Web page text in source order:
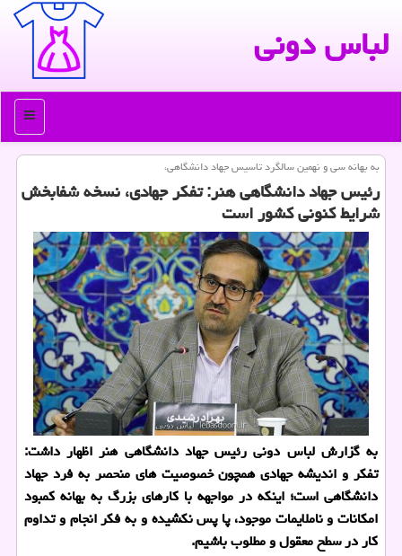
لباس دونی
منو
به بهانه سی و نهمین سالگرد تاسیس جهاد دانشگاهی،
رئیس جهاد دانشگاهی هنر: تفكر جهادی، نسخه شفابخش
شرایط كنونی كشور است
به گزارش لباس دونی رئیس جهاد دانشگاهی هنر اظهار داشت:
تفكر و اندیشه جهادی همچون خصوصیت های منحصر به فرد جهاد
دانشگاهی است؛ اینكه در مواجهه با كارهای بزرگ به بهانه كمبود
امكانات و ناملایمات موجود، پا پس نكشیده و به فكر انجام و تداوم
كار در سطح معقول و مطلوب باشیم.